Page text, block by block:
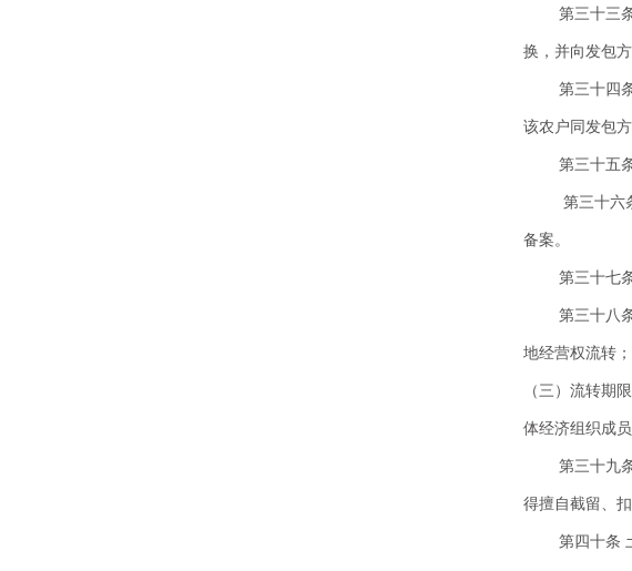
第三十三
换，并向发包
第三十四
该农户同发包
第三十五
第三十六
备案。
第三十七
第三十八
地经营权流转
（三）流转期
体经济组织成
第三十九
得擅自截留、扣
第四十条